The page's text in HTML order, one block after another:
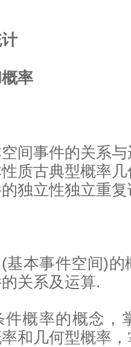
率
事件的关系与
质古典型概率
独立性独立重复
本事件空间)的
关系及运算.
概率的概念，
和几何型概率